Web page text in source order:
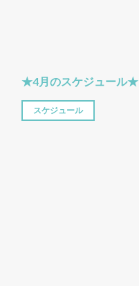
★4月のスケジュール★
スケジュール